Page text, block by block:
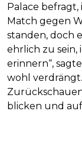
Palace befragt,
Match gegen
standen, doch
ehrlich zu sein,
erinnern“,
wohl
blicken und